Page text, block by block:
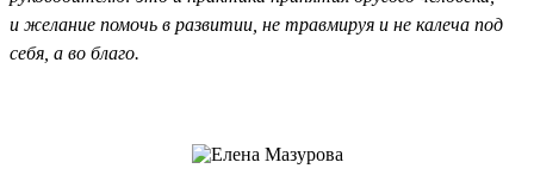
и желание помочь в развитии, не травмируя и не калеча под
себя, а во благо.